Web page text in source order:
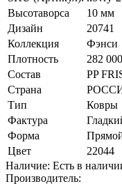
Высотаворса
10 мм
Дизайн
20741
Коллекция
Фэнси
Плотность
282 000
Состав
PP
Страна
Тип
Ковры
Фактура
Форма
Цвет
22044
Наличие: Есть в
Производитель: